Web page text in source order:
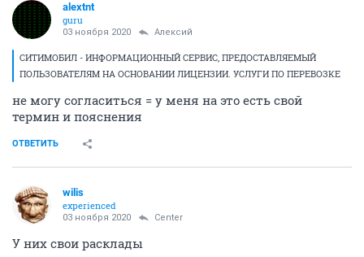
alextnt
guru
03 ноября 2020 Алексий
СИТИМОБИЛ - ИНФОРМАЦИОННЫЙ СЕРВИС, ПРЕДОСТАВЛЯЕМЫЙ
ПОЛЬЗОВАТЕЛЯМ НА ОСНОВАНИИ ЛИЦЕНЗИИ. УСЛУГИ ПО ПЕРЕВОЗКЕ
не могу согласиться = у меня на это есть свой
термин и пояснения
ОТВЕТИТЬ
wilis
experienced
03 ноября 2020 Center
У них свои расклады